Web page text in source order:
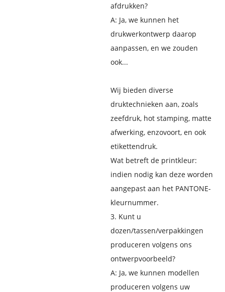
afdrukken?
A: Ja, we kunnen het
drukwerkontwerp daarop
aanpassen, en we zouden
ook...
Wij bieden diverse
druktechnieken aan, zoals
zeefdruk, hot stamping, matte
afwerking, enzovoort, en ook
etikettendruk.
Wat betreft de printkleur:
indien nodig kan deze worden
aangepast aan het PANTONE-
kleurnummer.
3. Kunt u
dozen/tassen/verpakkingen
produceren volgens ons
ontwerpvoorbeeld?
A: Ja, we kunnen modellen
produceren volgens uw